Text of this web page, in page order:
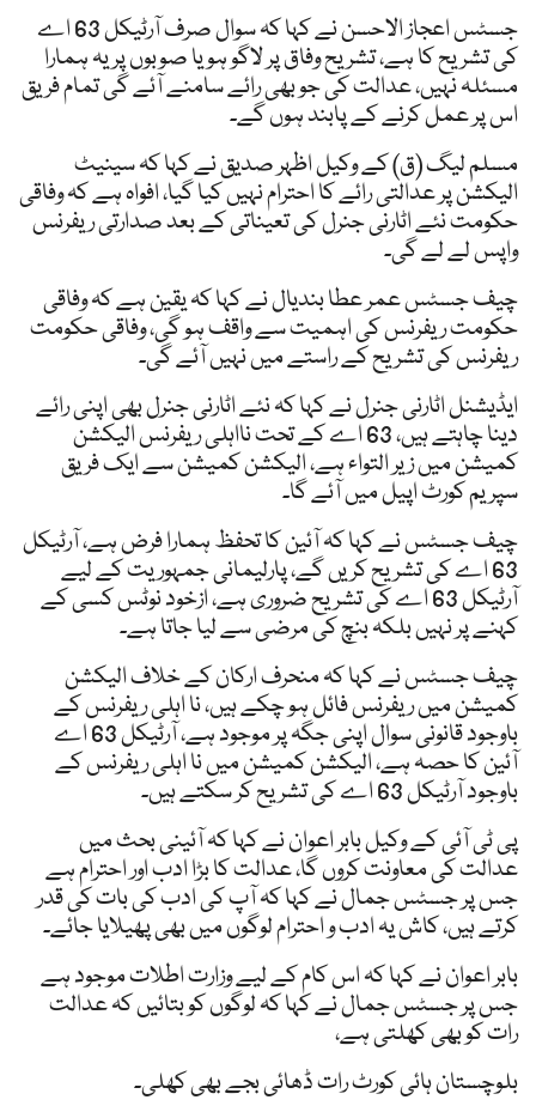
جسٹس اعجاز الاحسن نے کہا کہ سوال صرف آرٹیکل 63 اے
کی تشریح کا ہے، تشریح وفاق پر لاگو ہو یا صوبوں پر یہ ہمارا
مسئلہ نہیں، عدالت کی جو بھی رائے سامنے آئے گی تمام فریق
اس پر عمل کرنے کے پابند ہوں گے۔
مسلم لیگ (ق) کے وکیل اظہر صدیق نے کہا کہ سینیٹ
الیکشن پر عدالتی رائے کا احترام نہیں کیا گیا، افواہ ہے کہ وفاقی
حکومت نئے اٹارنی جنرل کی تعیناتی کے بعد صدارتی ریفرنس
واپس لے لے گی۔
چیف جسٹس عمر عطا بندیال نے کہا کہ یقین ہے کہ وفاقی
حکومت ریفرنس کی اہمیت سے واقف ہو گی، وفاقی حکومت
ریفرنس کی تشریح کے راستے میں نہیں آئے گی۔
ایڈیشنل اٹارنی جنرل نے کہا کہ نئے اٹارنی جنرل بھی اپنی رائے
دینا چاہتے ہیں، 63 اے کے تحت نااہلی ریفرنس الیکشن
کمیشن میں زیر التواء ہے، الیکشن کمیشن سے ایک فریق
سپریم کورٹ اپیل میں آئے گا۔
چیف جسٹس نے کہا کہ آئین کا تحفظ ہمارا فرض ہے، آرٹیکل
63 اے کی تشریح کریں گے، پارلیمانی جمہوریت کے لیے
آرٹیکل 63 اے کی تشریح ضروری ہے، ازخود نوٹس کسی کے
کہنے پر نہیں بلکہ بنچ کی مرضی سے لیا جاتا ہے۔
چیف جسٹس نے کہا کہ منحرف ارکان کے خلاف الیکشن
کمیشن میں ریفرنس فائل ہو چکے ہیں، نا اہلی ریفرنس کے
باوجود قانونی سوال اپنی جگہ پر موجود ہے، آرٹیکل 63 اے
آئین کا حصہ ہے، الیکشن کمیشن میں نا اہلی ریفرنس کے
باوجود آرٹیکل 63 اے کی تشریح کر سکتے ہیں۔
پی ٹی آئی کے وکیل بابر اعوان نے کہا کہ آئینی بحث میں
عدالت کی معاونت کروں گا، عدالت کا بڑا ادب اور احترام ہے
جس پر جسٹس جمال نے کہا کہ آپ کی ادب کی بات کی قدر
کرتے ہیں، کاش یہ ادب و احترام لوگوں میں بھی پھیلایا جائے۔
بابر اعوان نے کہا کہ اس کام کے لیے وزارت اطلات موجود ہے
جس پر جسٹس جمال نے کہا کہ لوگوں کو بتائیں کہ عدالت
رات کو بھی کھلتی ہے،
بلوچستان ہائی کورٹ رات ڈھائی بجے بھی کھلی۔